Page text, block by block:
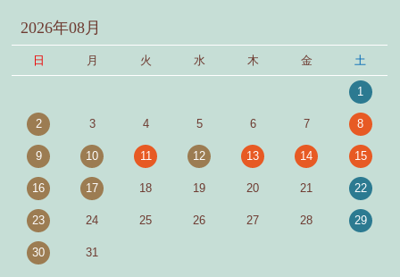
2026年08月
日 月 火 水 木 金 土
1
2 3 4 5 6 7 8
9 10 11 12 13 14 15
16 17 18 19 20 21 22
23 24 25 26 27 28 29
30 31